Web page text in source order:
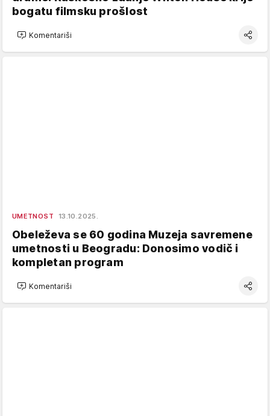
bogatu filmsku prošlost
Komentariši
UMETNOST 13.10.2025.
Obeleževa se 60 godina Muzeja savremene
umetnosti u Beogradu: Donosimo vodič i
kompletan program
Komentariši